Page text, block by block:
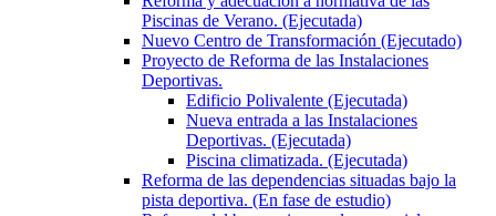
Piscinas de Verano. (Ejecutada)
Nuevo Centro de Transformación (Ejecutado)
Proyecto de Reforma de las Instalaciones
Deportivas.
Edificio Polivalente (Ejecutada)
Nueva entrada a las Instalaciones
Deportivas. (Ejecutada)
Piscina climatizada. (Ejecutada)
Reforma de las dependencias situadas bajo la
pista deportiva. (En fase de estudio)